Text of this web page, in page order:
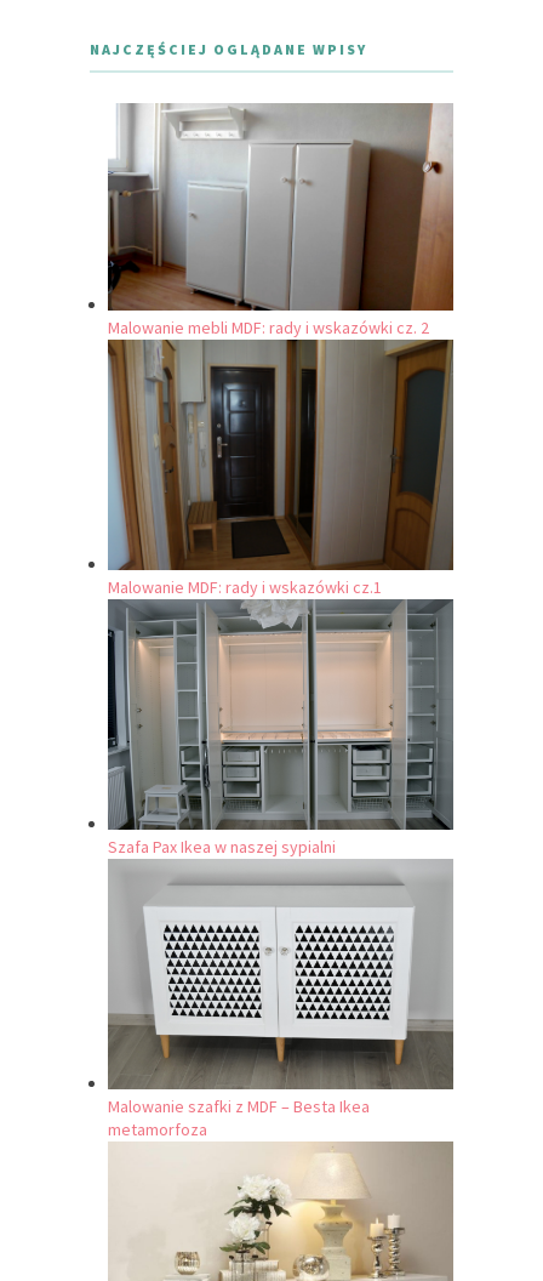
NAJCZĘŚCIEJ OGLĄDANE WPISY
Malowanie mebli MDF: rady i wskazówki cz. 2
Malowanie MDF: rady i wskazówki cz.1
Szafa Pax Ikea w naszej sypialni
Malowanie szafki z MDF – Besta Ikea
metamorfoza